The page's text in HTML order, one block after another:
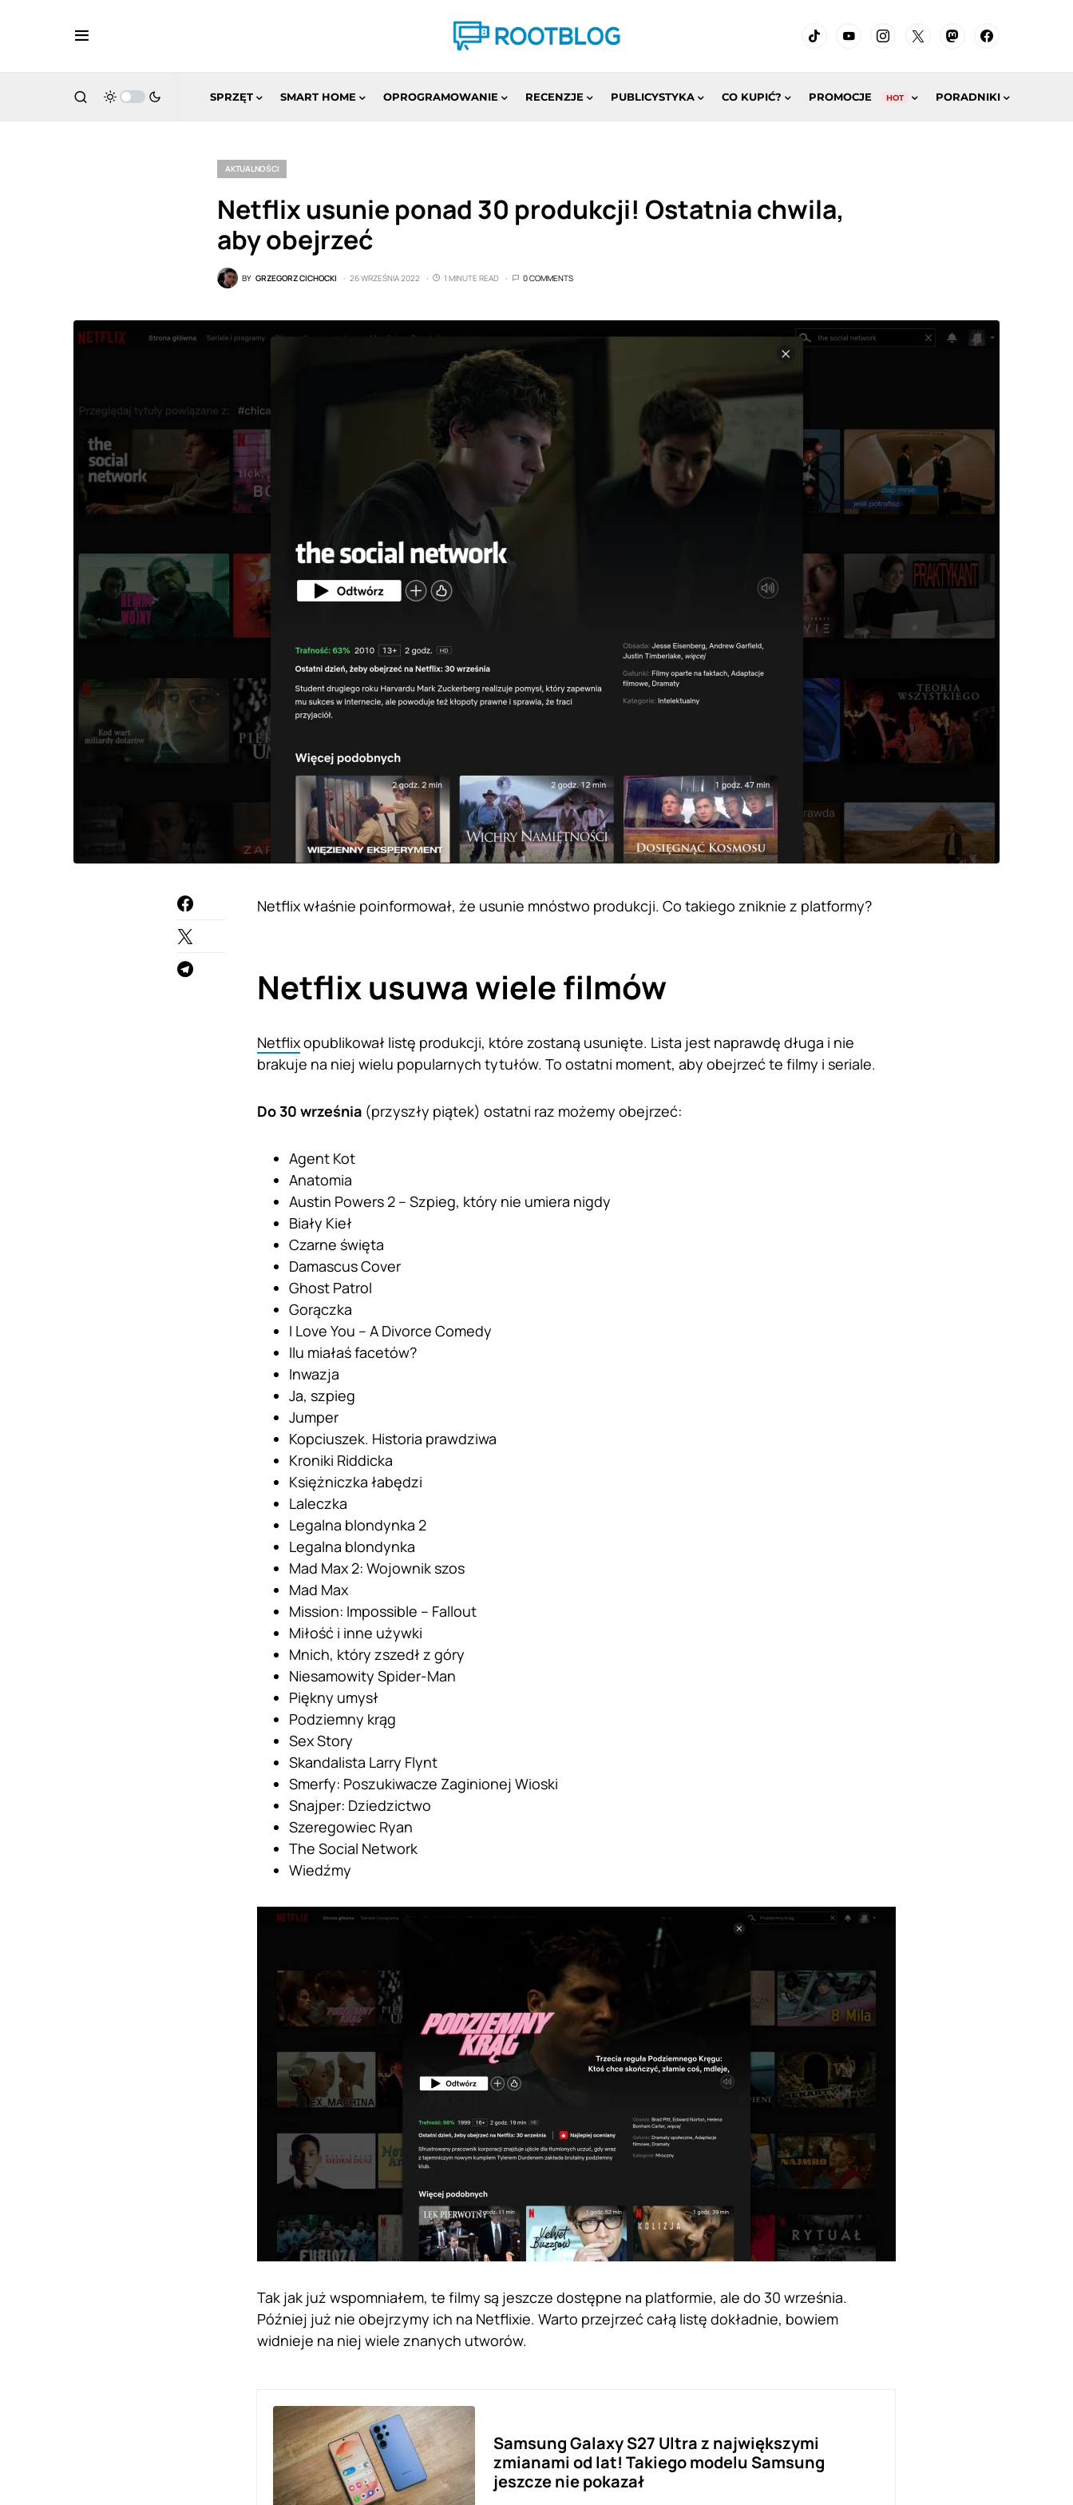
SPRZĘT SMART HOME OPROGRAMOWANIE RECENZJE PUBLICYSTYKA CO KUPIĆ? PROMOCJE HOT PORADNIKI
AKTUALNOŚCI
Netflix usunie ponad 30 produkcji! Ostatnia chwila,
aby obejrzeć
BY GRZEGORZ CICHOCKI 26 WRZEŚNIA 2022 1 MINUTE READ 0 COMMENTS
Netflix właśnie poinformował, że usunie mnóstwo produkcji. Co takiego zniknie z platformy?
Netflix usuwa wiele filmów
Netflixopublikował listę produkcji, które zostaną usunięte. Lista jest naprawdę długa i nie
brakuje na niej wielu popularnych tytułów. To ostatni moment, aby obejrzeć te filmy i seriale.
Do 30 września (przyszły piątek) ostatni raz możemy obejrzeć:
Agent Kot
Anatomia
Austin Powers 2 – Szpieg, który nie umiera nigdy
Biały Kieł
Czarne święta
Damascus Cover
Ghost Patrol
Gorączka
I Love You – A Divorce Comedy
Ilu miałaś facetów?
Inwazja
Ja, szpieg
Jumper
Kopciuszek. Historia prawdziwa
Kroniki Riddicka
Księżniczka łabędzi
Laleczka
Legalna blondynka 2
Legalna blondynka
Mad Max 2: Wojownik szos
Mad Max
Mission: Impossible – Fallout
Miłość i inne używki
Mnich, który zszedł z góry
Niesamowity Spider-Man
Piękny umysł
Podziemny krąg
Sex Story
Skandalista Larry Flynt
Smerfy: Poszukiwacze Zaginionej Wioski
Snajper: Dziedzictwo
Szeregowiec Ryan
The Social Network
Wiedźmy
Tak jak już wspomniałem, te filmy są jeszcze dostępne na platformie, ale do 30 września.
Później już nie obejrzymy ich na Netflixie. Warto przejrzeć całą listę dokładnie, bowiem
widnieje na niej wiele znanych utworów.
Samsung Galaxy S27 Ultra z największymi
zmianami od lat! Takiego modelu Samsung
jeszcze nie pokazał